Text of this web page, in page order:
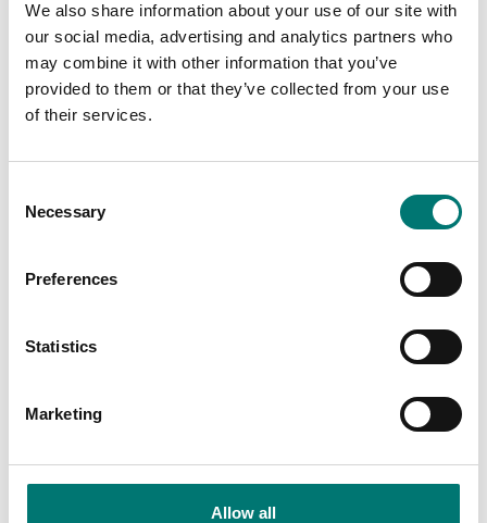
We also share information about your use of our site with
our social media, advertising and analytics partners who
may combine it with other information that you’ve
provided to them or that they’ve collected from your use
of their services.
Selection
Necessary
Preferences
Statistics
Marketing
Allow all
Precisionsvågar
Finns i flera varianter Finns i flera varianter
Pris från: 10 880 kr